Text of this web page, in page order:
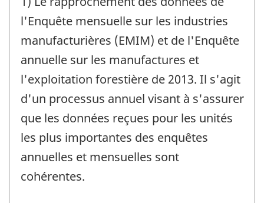
l'Enquête mensuelle sur les industries
manufacturières (EMIM) et de l'Enquête
annuelle sur les manufactures et
l'exploitation forestière de 2013. Il s'agit
d'un processus annuel visant à s'assurer
que les données reçues pour les unités
les plus importantes des enquêtes
annuelles et mensuelles sont
cohérentes.